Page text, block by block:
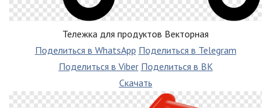
Тележка для продуктов Векторная
Поделиться в WhatsApp Поделиться в Telegram
Поделиться в Viber Поделиться в ВК
Скачать